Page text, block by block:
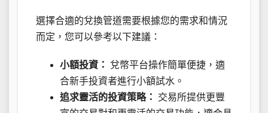
選擇合適的兌換管道需要根據您的需求和情況
而定，您可以參考以下建議：
小額投資： 兌幣平台操作簡單便捷，適
合新手投資者進行小額試水。
追求靈活的投資策略：
交易所提供更豐